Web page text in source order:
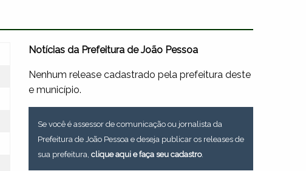
Notícias da Prefeitura de João Pessoa
Nenhum release cadastrado pela prefeitura deste
e município.
Se você é assessor de comunicação ou jornalista da
Prefeitura de João Pessoa e deseja publicar os releases de
sua prefeitura,clique aqui e faça seu cadastro.